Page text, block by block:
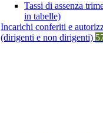
Tassi di assenza
in tabelle)
Incarichi conferiti e
(dirigenti e non dirigenti)